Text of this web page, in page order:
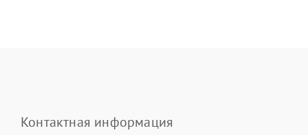
Контактная информация